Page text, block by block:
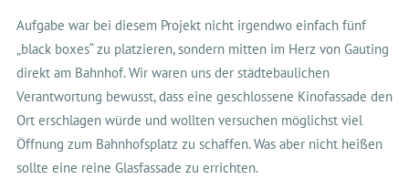
Aufgabe war bei diesem Projekt nicht irgendwo einfach fünf
„black boxes“ zu platzieren, sondern mitten im Herz von Gauting
direkt am Bahnhof. Wir waren uns der städtebaulichen
Verantwortung bewusst, dass eine geschlossene Kinofassade den
Ort erschlagen würde und wollten versuchen möglichst viel
Öffnung zum Bahnhofsplatz zu schaffen. Was aber nicht heißen
sollte eine reine Glasfassade zu errichten.